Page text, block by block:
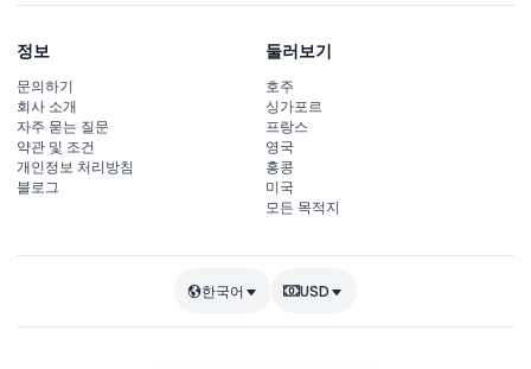
정보
문의하기
회사 소개
자주 묻는 질문
약관 및 조건
개인정보 처리방침
블로그
둘러보기
호주
싱가포르
프랑스
영국
홍콩
미국
모든 목적지
한국어 USD